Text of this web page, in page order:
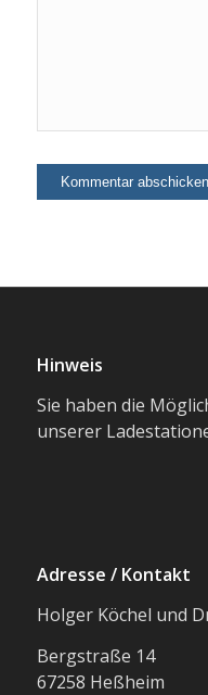
Hinweis
Sie haben die
unserer
Adresse / Kontakt
Holger Köchel und
Bergstraße 14
67258 Heßheim